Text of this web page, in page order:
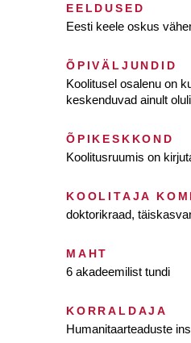
EELDUSED
Eesti keele oskus
ÕPIVÄLJUNDID
Koolitusel osalenu on
keskenduvad ainult
ÕPIKESKKOND
Koolitusruumis on
KOOLITAJA
doktorikraad,
MAHT
6 akadeemilist tundi
KORRALDAJA
Humanitaarteaduste